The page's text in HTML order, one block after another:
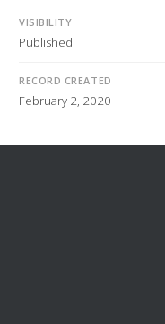
VISIBILITY
Published
RECORD CREATED
February 2, 2020